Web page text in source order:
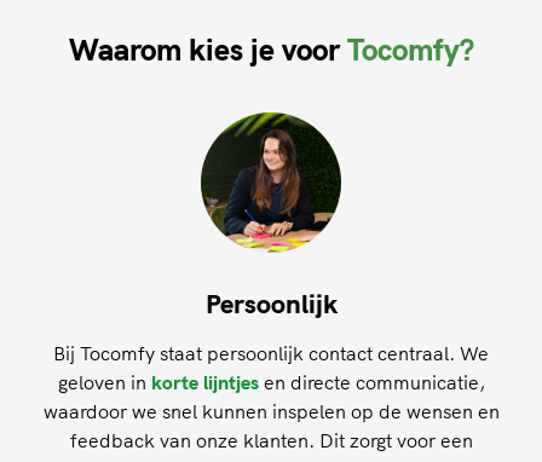
Waarom kies je voorTocomfy?
Persoonlijk
Bij Tocomfy staat persoonlijk contact centraal. We
geloven in korte lijntjesen directe communicatie,
waardoor we snel kunnen inspelen op de wensen en
feedback van onze klanten. Dit zorgt voor een